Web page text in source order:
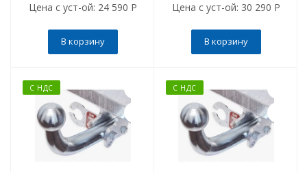
Цена с уст-ой: 24 590 P
В корзину
Цена с уст-ой: 30 290 P
В корзину
С НДС С НДС